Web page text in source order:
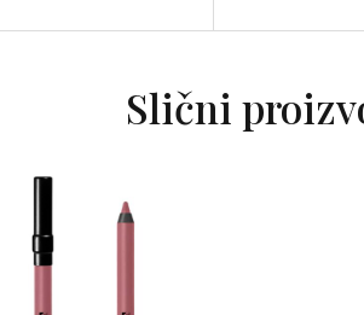
Slični